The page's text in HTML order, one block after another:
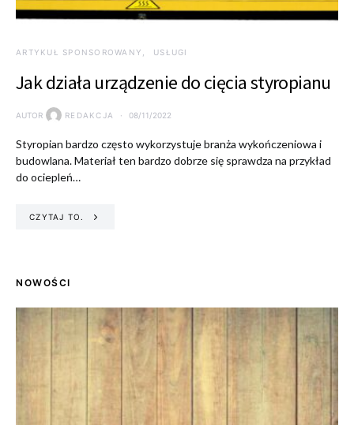
ARTYKUŁ SPONSOROWANY USŁUGI
Jak działa urządzenie do cięcia styropianu
AUTOR REDAKCJA 08/11/2022
Styropian bardzo często wykorzystuje branża wykończeniowa i
budowlana. Materiał ten bardzo dobrze się sprawdza na przykład
do ociepleń…
CZYTAJ TO.
NOWOŚCI